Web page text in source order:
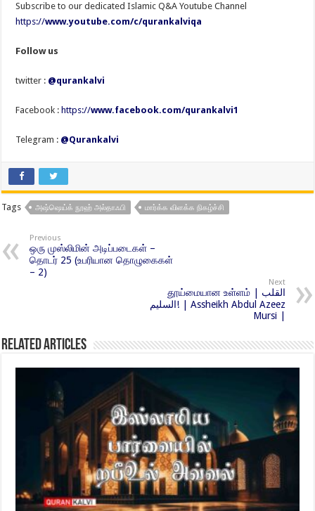
Subscribe to our dedicated Islamic Q&A Youtube Channel
https://www.youtube.com/c/qurankalviqa
Follow us
twitter : @qurankalvi
Facebook : https://www.facebook.com/qurankalvi1
Telegram : @Qurankalvi
Tags அஷ்ஷெய்க் நூஹ் அல்தாஃபி மார்க்க விளக்க நிகழ்ச்சி
Previous
ஒரு முஸ்லிமின் அடிப்படைகள் –
தொடர் 25 (உபரியான தொழுகைகள்
– 2)
Next
தூய்மையான உள்ளம் | القلب
السليم! | Assheikh Abdul Azeez
Mursi |
Related Articles